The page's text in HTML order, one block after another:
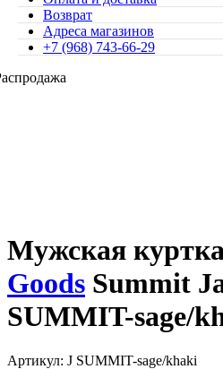
Возврат
Адреса магазинов
+7 (968) 743-66-29
Мужская
Goods Summit
SUMMIT-sage/
Артикул: J SUMMIT-sage/khaki